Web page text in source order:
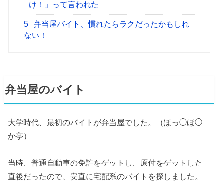
け！」って言われた
5
弁当屋バイト、慣れたらラクだったかもしれ
ない！
弁当屋のバイト
大学時代、最初のバイトが弁当屋でした。（ほっ◯ほ◯
か亭）
当時、普通自動車の免許をゲットし、原付をゲットした
直後だったので、安直に宅配系のバイトを探しました。